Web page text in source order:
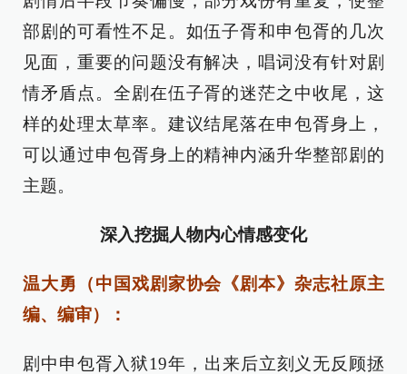
部剧的可看性不足。如伍子胥和申包胥的几次
见面，重要的问题没有解决，唱词没有针对剧
情矛盾点。全剧在伍子胥的迷茫之中收尾，这
样的处理太草率。建议结尾落在申包胥身上，
可以通过申包胥身上的精神内涵升华整部剧的
主题。
深入挖掘人物内心情感变化
温大勇（中国戏剧家协会《剧本》杂志社原主
编、编审）：
剧中申包胥入狱19年，出来后立刻义无反顾拯